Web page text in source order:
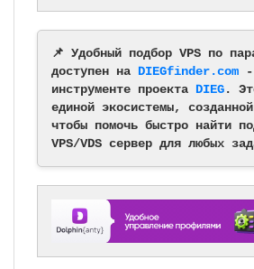
📌 Удобный подбор VPS по
доступен на DIEGfinder.com -
инструменте проекта DIEG.
единой экосистемы,
чтобы помочь быстро найти
VPS/VDS сервер для любых